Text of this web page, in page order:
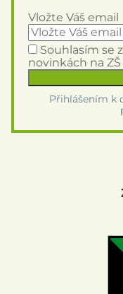
Vložte Váš email
Souhlasím se
novinkách na
Přihlášením k